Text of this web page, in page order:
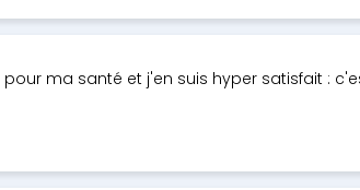
pour ma santé et j'en suis hyper satisfait :